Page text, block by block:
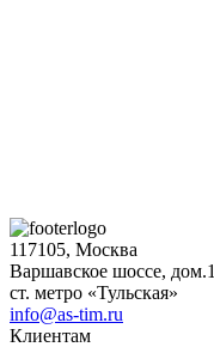
117105, Москва
Варшавское шоссе, дом.1
ст. метро «Тульская»
info@as-tim.ru
Клиентам